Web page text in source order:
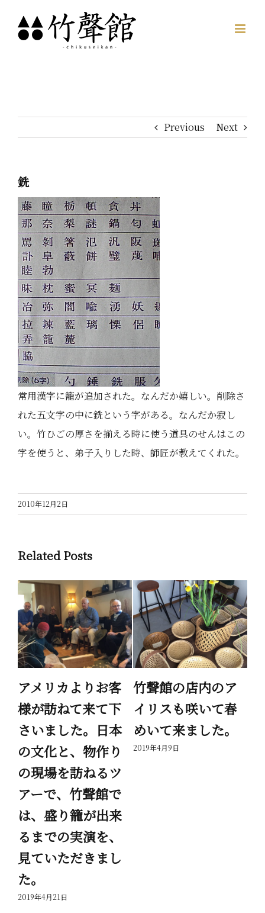
Previous Next
銑
常用漢字に籠が追加された。なんだか嬉しい。削除さ
れた五文字の中に銑という字がある。なんだか寂し
い。竹ひごの厚さを揃える時に使う道具のせんはこの
字を使うと、弟子入りした時、師匠が教えてくれた。
2010年12月2日
Related Posts
アメリカよりお客
様が訪ねて来て下
さいました。日本
の文化と、物作り
の現場を訪ねるツ
アーで、竹聲館で
は、盛り籠が出来
るまでの実演を、
見ていただきまし
た。
2019年4月21日
竹聲館の店内のア
イリスも咲いて春
めいて来ました。
2019年4月9日